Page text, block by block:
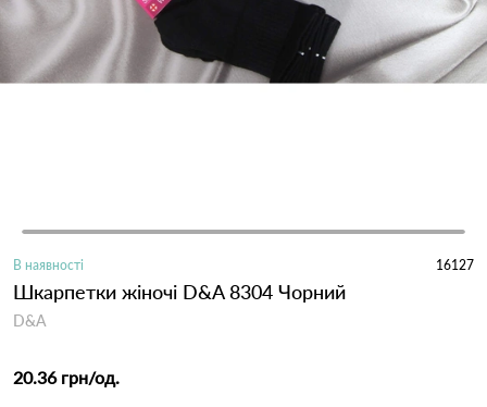
В наявності 16127
Шкарпетки жіночі D&A 8304 Чорний
D&A
20.36 грн/од.